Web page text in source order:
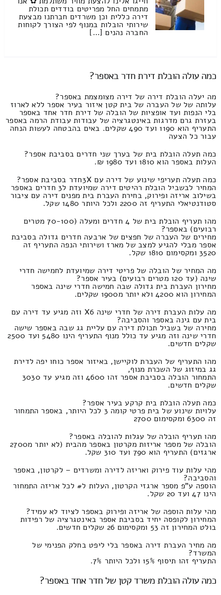
מתמחים החל מפריטים בודדים תכולת
דירה כללית וכן משרדים חברתנו מבצעת
שירותי הובלות במנוף לפי הצורך לקוחות
החברה נהנים […]
כמה עולה הובלת דירת חדר באספר?
מה יעלה הובלת דירה של דירה מצומצמת באספר?
עלותה של של העברה של בית קטן איזור בעיר אספר ללא לארוז
בלי הנפות ועד אופציות של הובלה של דירת חדר אחד באספר
בעזרת גרם מדרגות באינטגרציה של עבודות עבודת הרמה באספר
התעריף הוא 1190 ועד 490 שקלים. באים בהבטחה לעשות הנחה
עבור כל הצעה
כמה תעלה הובלת בית של בערך שני חדרים בסביבת אספר?
העלות באספר הוא 1810 ועד 1980 ₪.
כמה תעלה תעריפי שינוע של דירה עם 3Xחדר בסביבת אספר?
המחיר לבשביל הובלת רהיטים דירה שמיועדת ל3 חדרים באספר
בשילוב אריזה ופירוק, בחירת העברת בית מפנים דירה עם ציבור
סטודנטיאלי התעריף זה 2200 ולכל היותר 1480 שקל.
מהו תעריף הובלת בית של 4 חדרים ומעלה (70-100 מטרים
רבועים) באספר?
מחירים של העברה של חפצים של ארבעה חדרים גדולה בסביבת
אספר מבלי להגיע למצב של מארז ושירותי הנפה התעריף זה
3520 ומקסימום 1810 שקל.
מה המחיר של הובלה של פריטי דירה שמיועדת לחמישה חדרי
שינה (עד 120 מטרים רבועים) בעיר אספר?
מחירון העברת בית גדולה שבה חמישה חדרי שינה באספר
המחירון הוא 4200 ולא יותר מ1900 שקלים.
מה עלות העברת דירה של חדרי שינה X6 וזה מגיע עד דירה עם
בית עם גינה באספר והסביבה?
מחירה של בשביל תכולת דירה עם עליית גג שבה באספר שישה
חדרי שינה וזה מגיע עד כולל מנוף התעריף הינו 5480 ועד 2500
שקלים חדשים.
מהו התעריף של העברת לוקיישן, באיזור אספר כוחו יפה לדירת
גג במיזוג של השכרת מנוף,
התמחור הובלה בסביבת אספר זהו 4600 וזה מגיע עד 3030
שקלים חדשים.
כמה תעלה הובלת בית קרקע בעיר אספר?
עלויות שינוע של בית פרטי קומה 3 לכל היותר, באספר התמחור
זה 6300 ומקסימום 2700
מהו תעריף הובלה של עגלות להובלה באספר?
הובלה של מספר אריזות מקרטון באספר מהבית (לא יותר מ2700
ארגזים) התעריף הוא 790 ועד 310 שקל.
מהי עלות עוד פירוק ואריזה לדירה ומשרדים – לקרטון, באספר
והסביבה?
הוספה ע"פ מספר ארגזי הקרטון, העלות ל# לכל אריזה התמחור
הינו 47 ועד 20 שקל.
מהי עלות הוספה של אריזה ופירוק באספר לציוד לא עמיד?
המחירון לקופסה יחיד בסביבת אספר באינטגרציה של רפידות
בולט המחירון זה 53 ומקסימום 26 שקלים חדשים.
מה מחיר העברת דירה באספר בלי ליפט בחלק הפנימי של
המשרד?
התעריף זהו תיסוף 15% ולכל היותר 7%.
כמה עולה הובלת משרד קטן של חדר אחד באספר?